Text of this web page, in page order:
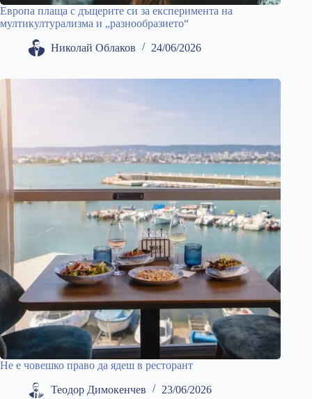
Европа плаща с дъщерите си за експеримента на
мултикултурализма и „разнообразието“
Николай Облаков 24/06/2026
Не е човешко право да ядеш в ресторант
Теодор Димокенчев 23/06/2026